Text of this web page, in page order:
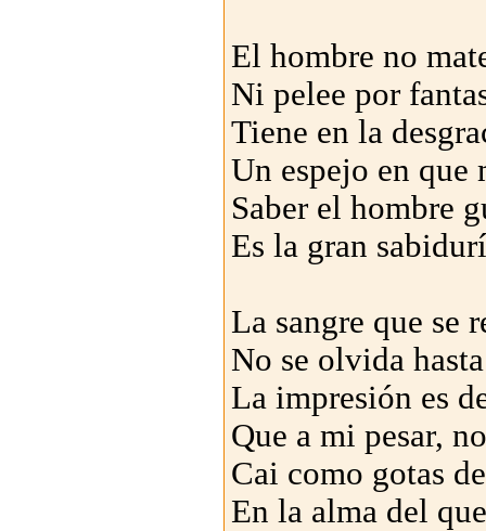
El hombre no
Ni pelee por
Tiene en la
Un espejo en que
Saber el hombre
Es la gran
La sangre que se
No se olvida
La impresión es
Que a mi pesar,
Cai como gotas
En la alma del